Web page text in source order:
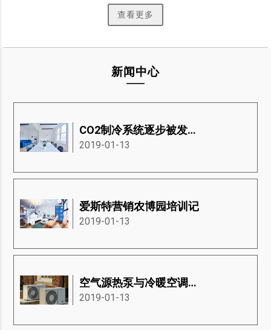
查看更多
新闻中心
CO2制冷系统逐步被发展中国家接受
2019-01-13
爱斯特营销农博园培训记
2019-01-13
空气源热泵与冷暖空调有何差异
2019-01-13